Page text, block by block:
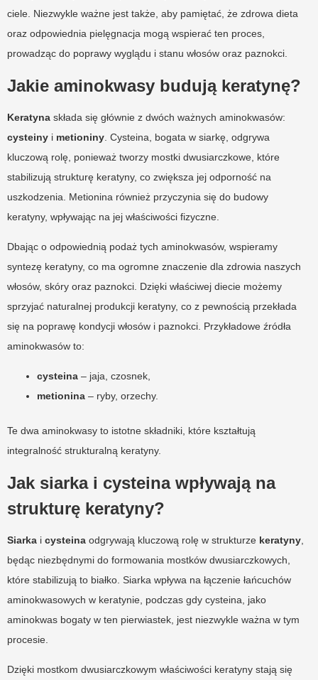
ciele. Niezwykle ważne jest także, aby pamiętać, że zdrowa dieta
oraz odpowiednia pielęgnacja mogą wspierać ten proces,
prowadząc do poprawy wyglądu i stanu włosów oraz paznokci.
Jakie aminokwasy budują keratynę?
Keratyna składa się głównie z dwóch ważnych aminokwasów:
cysteiny i metioniny . Cysteina, bogata w siarkę, odgrywa
kluczową rolę, ponieważ tworzy mostki dwusiarczkowe, które
stabilizują strukturę keratyny, co zwiększa jej odporność na
uszkodzenia. Metionina również przyczynia się do budowy
keratyny, wpływając na jej właściwości fizyczne.
Dbając o odpowiednią podaż tych aminokwasów, wspieramy
syntezę keratyny, co ma ogromne znaczenie dla zdrowia naszych
włosów, skóry oraz paznokci. Dzięki właściwej diecie możemy
sprzyjać naturalnej produkcji keratyny, co z pewnością przekłada
się na poprawę kondycji włosów i paznokci. Przykładowe źródła
aminokwasów to:
cysteina – jaja, czosnek,
metionina – ryby, orzechy.
Te dwa aminokwasy to istotne składniki, które kształtują
integralność strukturalną keratyny.
Jak siarka i cysteina wpływają na
strukturę keratyny?
Siarka i cysteina odgrywają kluczową rolę w strukturze keratyny
będąc niezbędnymi do formowania mostków dwusiarczkowych,
które stabilizują to białko. Siarka wpływa na łączenie łańcuchów
aminokwasowych w keratynie, podczas gdy cysteina, jako
aminokwas bogaty w ten pierwiastek, jest niezwykle ważna w tym
procesie.
Dzięki mostkom dwusiarczkowym właściwości keratyny stają się